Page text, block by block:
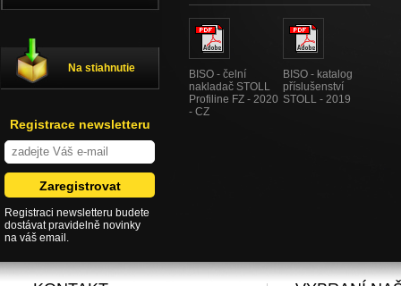
BISO - čelní
nakladač STOLL
Profiline FZ - 2020
- CZ
BISO - katalog
příslušenství
STOLL - 2019
Na stiahnutie
Registrace newsletteru
Registraci newsletteru budete
dostávat pravidelně novinky
na váš email.